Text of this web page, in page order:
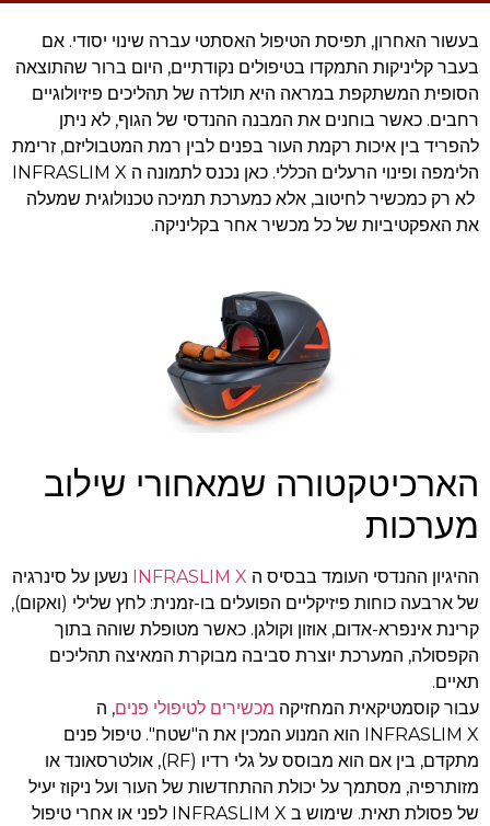
בעשור האחרון, תפיסת הטיפול האסתטי עברה שינוי יסודי. אם
בעבר קליניקות התמקדו בטיפולים נקודתיים, היום ברור שהתוצאה
הסופית המשתקפת במראה היא תולדה של תהליכים פיזיולוגיים
רחבים. כאשר בוחנים את המבנה ההנדסי של הגוף, לא ניתן
להפריד בין איכות רקמת העור בפנים לבין רמת המטבוליזם, זרימת
הלימפה ופינוי הרעלים הכללי. כאן נכנס לתמונה ה INFRASLIM X
לא רק כמכשיר לחיטוב, אלא כמערכת תמיכה טכנולוגית שמעלה
את האפקטיביות של כל מכשיר אחר בקליניקה.
הארכיטקטורה שמאחורי שילוב
מערכות
ההיגיון ההנדסי העומד בבסיס ה INFRASLIM X
נשען על סינרגיה
של ארבעה כוחות פיזיקליים הפועלים בו-זמנית: לחץ שלילי (ואקום),
קרינת אינפרא-אדום, אוזון וקולגן. כאשר מטופלת שוהה בתוך
הקפסולה, המערכת יוצרת סביבה מבוקרת המאיצה תהליכים
תאיים.
עבור קוסמטיקאית המחזיקה מכשירים לטיפולי פנים, ה
INFRASLIM X הוא המנוע המכין את ה"שטח". טיפול פנים
מתקדם, בין אם הוא מבוסס על גלי רדיו (RF), אולטרסאונד או
מזותרפיה, מסתמך על יכולת ההתחדשות של העור ועל ניקוז יעיל
של פסולת תאית. שימוש ב INFRASLIM X לפני או אחרי טיפול